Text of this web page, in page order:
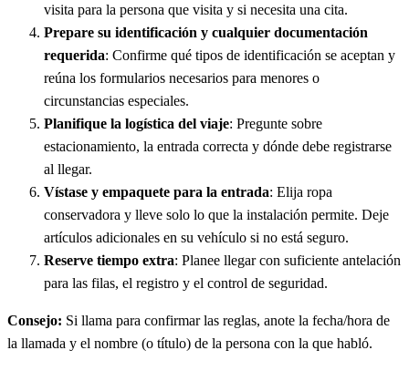
visita para la persona que visita y si necesita una cita.
Prepare su identificación y cualquier documentación
requerida: Confirme qué tipos de identificación se aceptan y
reúna los formularios necesarios para menores o
circunstancias especiales.
Planifique la logística del viaje: Pregunte sobre
estacionamiento, la entrada correcta y dónde debe registrarse
al llegar.
Vístase y empaquete para la entrada: Elija ropa
conservadora y lleve solo lo que la instalación permite. Deje
artículos adicionales en su vehículo si no está seguro.
Reserve tiempo extra: Planee llegar con suficiente antelación
para las filas, el registro y el control de seguridad.
Consejo: Si llama para confirmar las reglas, anote la fecha/hora de
la llamada y el nombre (o título) de la persona con la que habló.